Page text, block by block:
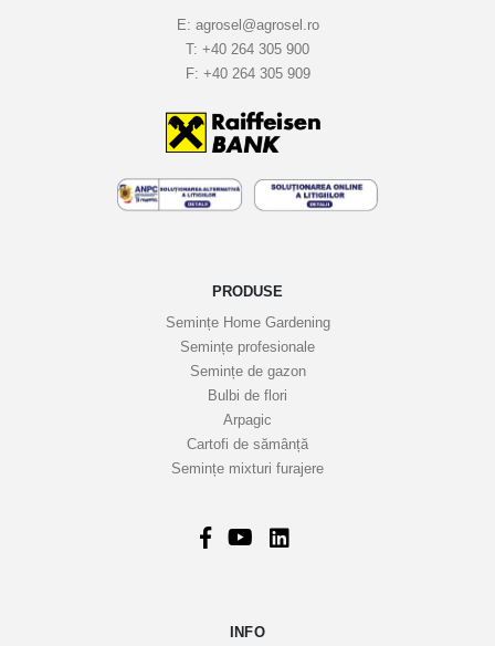
E: agrosel@agrosel.ro
T: +40 264 305 900
F: +40 264 305 909
PRODUSE
Semințe Home Gardening
Semințe profesionale
Semințe de gazon
Bulbi de flori
Arpagic
Cartofi de sămânță
Semințe mixturi furajere
INFO